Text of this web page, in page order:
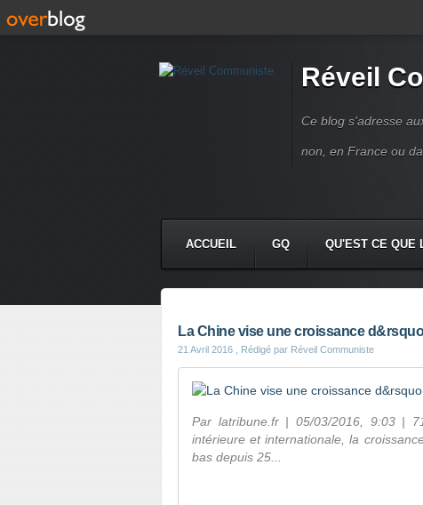
Réveil
Ce blog s'adresse
non, en France ou
ACCUEIL GQ QU'EST CE QUE
La Chine vise une croissance
21 Avril 2016 , Rédigé par Réveil Communiste
Par latribune.fr | 05/03/2016, 9:03 |
intérieure et internationale, la
bas depuis 25...